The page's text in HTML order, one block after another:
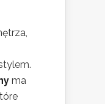
ma